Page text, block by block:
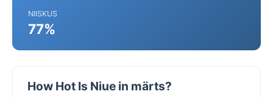
NIISKUS
77%
How Hot Is Niue in märts?